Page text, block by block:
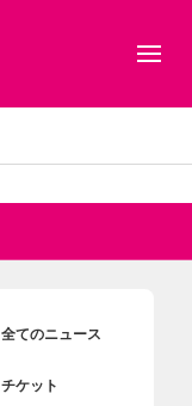
全てのニュース
チケット